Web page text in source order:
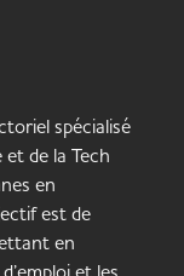
spécialisé
de la Tech
en
est de
en